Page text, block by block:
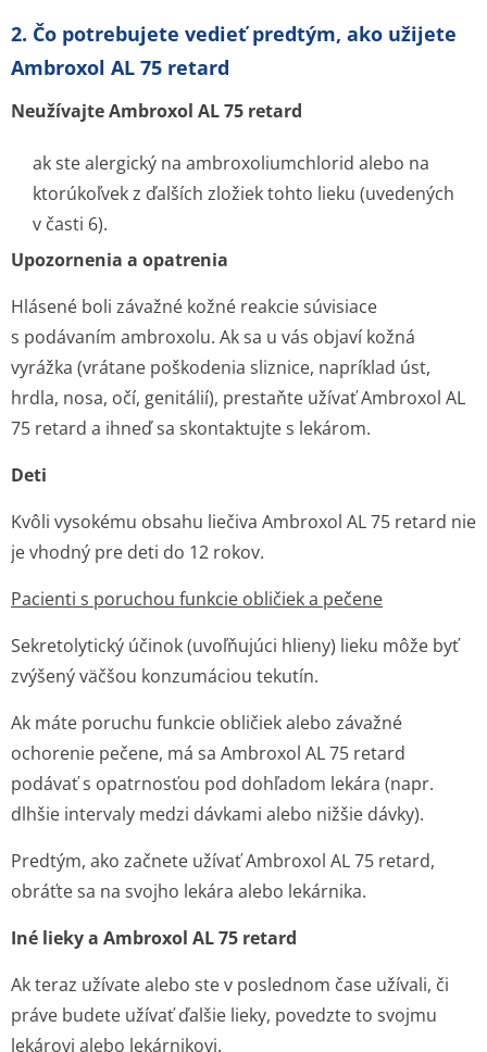
2. Čo potrebujete vedieť predtým, ako užijete
Ambroxol AL 75 retard
Neužívajte Ambroxol AL 75 retard
ak ste alergický na ambroxoliumchlorid alebo na
ktorúkoľvek z ďalších zložiek tohto lieku (uvedených
v časti 6).
Upozornenia a opatrenia
Hlásené boli závažné kožné reakcie súvisiace
s podávaním ambroxolu. Ak sa u vás objaví kožná
vyrážka (vrátane poškodenia sliznice, napríklad úst,
hrdla, nosa, očí, genitálií), prestaňte užívať Ambroxol AL
75 retard a ihneď sa skontaktujte s lekárom.
Deti
Kvôli vysokému obsahu liečiva Ambroxol AL 75 retard nie
je vhodný pre deti do 12 rokov.
Pacienti s poruchou funkcie obličiek a pečene
Sekretolytický účinok (uvoľňujúci hlieny) lieku môže byť
zvýšený väčšou konzumáciou tekutín.
Ak máte poruchu funkcie obličiek alebo závažné
ochorenie pečene, má sa Ambroxol AL 75 retard
podávať s opatrnosťou pod dohľadom lekára (napr.
dlhšie intervaly medzi dávkami alebo nižšie dávky).
Predtým, ako začnete užívať Ambroxol AL 75 retard,
obráťte sa na svojho lekára alebo lekárnika.
Iné lieky a Ambroxol AL 75 retard
Ak teraz užívate alebo ste v poslednom čase užívali, či
práve budete užívať ďalšie lieky, povedzte to svojmu
lekárovi alebo lekárnikovi.